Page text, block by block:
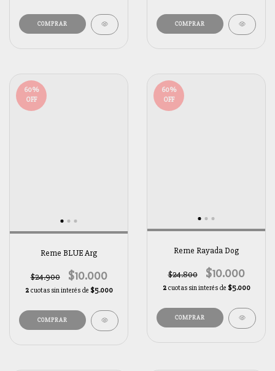
60%
OFF
Reme BLUE Arg
$24.900 $10.000
2 cuotas sin interés de $5.000
60%
OFF
Reme Rayada Dog
$24.800 $10.000
2 cuotas sin interés de $5.000